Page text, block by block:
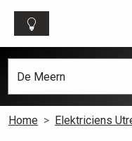
Home Elektriciens